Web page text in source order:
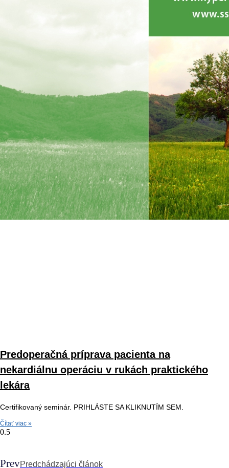
Predoperačná príprava pacienta na
nekardiálnu operáciu v rukách praktického
lekára
Certifikovaný seminár. PRIHLÁSTE SA KLIKNUTÍM SEM.
Čítať viac »
PrevPredchádzajúci článok